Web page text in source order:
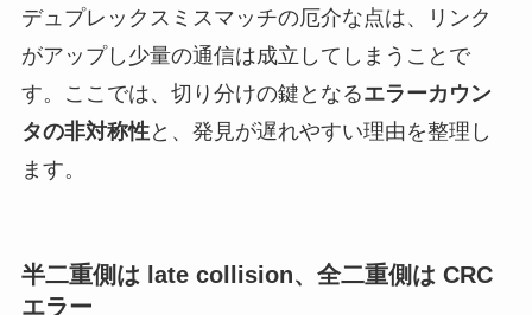
デュプレックスミスマッチの厄介な点は、リンク
がアップし少量の通信は成立してしまうことで
す。ここでは、切り分けの鍵となるエラーカウン
タの非対称性と、発見が遅れやすい理由を整理し
ます。
半二重側は late collision、全二重側は CRC
エラー